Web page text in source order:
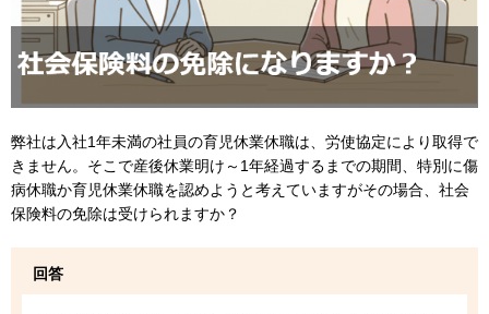
弊社は入社1年未満の社員の育児休業休職は、労使協定により取得で
きません。そこで産後休業明け～1年経過するまでの期間、特別に傷
病休職か育児休業休職を認めようと考えていますがその場合、社会
保険料の免除は受けられますか？
回答